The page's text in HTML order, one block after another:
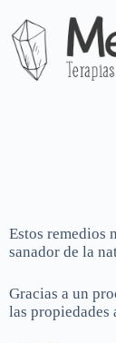
Saltar
al
contenido
Estos remedios
sanador de la
Gracias a un
las